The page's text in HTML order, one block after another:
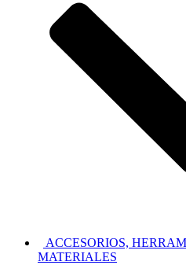
ACCESORIOS,
MATERIALES